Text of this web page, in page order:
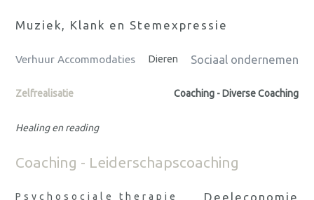
Muziek, Klank en Stemexpressie
Verhuur Accommodaties Dieren Sociaal ondernemen
Zelfrealisatie Coaching - Diverse Coaching
Healing en reading
Coaching - Leiderschapscoaching
Psychosociale therapie Deeleconomie